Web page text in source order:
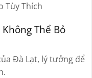
Tùy Thích
Thể Bỏ
Đà Lạt, lý tưởng để